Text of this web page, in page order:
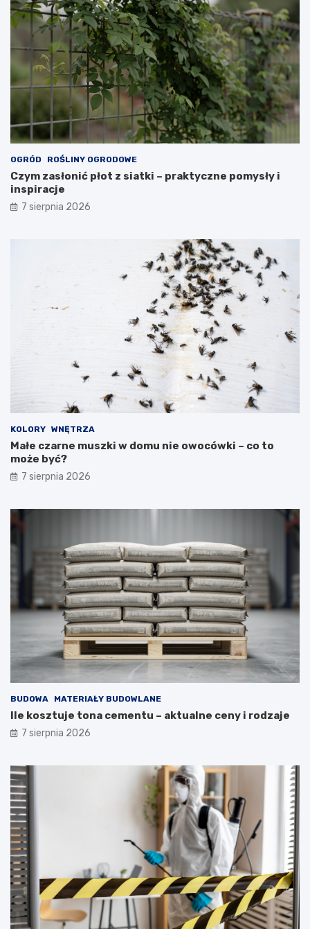
OGRÓD ROŚLINY OGRODOWE
Czym zasłonić płot z siatki – praktyczne pomysły i
inspiracje
7 sierpnia 2026
KOLORY WNĘTRZA
Małe czarne muszki w domu nie owocówki – co to
może być?
7 sierpnia 2026
BUDOWA MATERIAŁY BUDOWLANE
Ile kosztuje tona cementu – aktualne ceny i rodzaje
7 sierpnia 2026